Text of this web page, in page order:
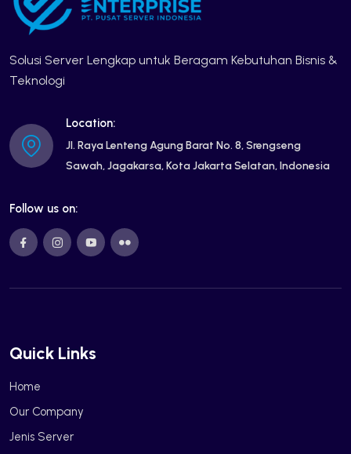
Solusi Server Lengkap untuk Beragam Kebutuhan Bisnis &
Teknologi
Location:
Jl. Raya Lenteng Agung Barat No. 8, Srengseng
Sawah, Jagakarsa, Kota Jakarta Selatan, Indonesia
Follow us on:
Quick Links
Home
Our Company
Jenis Server